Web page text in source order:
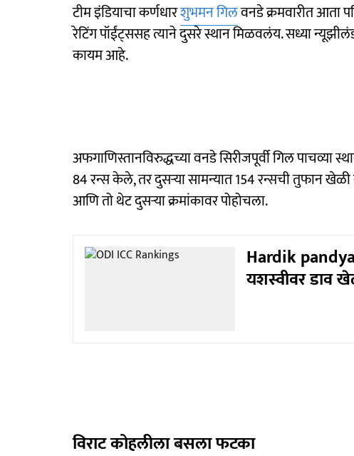
टीम इंडियाचा कर्णधारशुभमन गिलवनडे क्रमवारीत आता
रेटिंग पॉईंट्ससह त्याने दुसरे स्थान मिळवलंय. सध्या
कायम आहे.
अफगाणिस्तानविरुद्धच्या वनडे सिरीजपूर्वी गिल पाचव्या
84 रन्स केले, तर दुसऱ्या सामन्यात 154 रन्सची तुफान खेळी
आणि तो थेट दुसऱ्या क्रमांकावर पोहोचला.
Hardik
यशस्वीवर डाव
विराट कोहलीला बसला फटका